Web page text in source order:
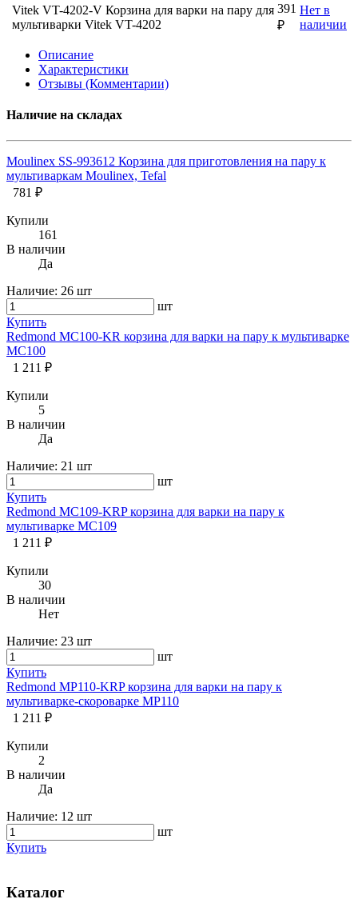
Vitek VT-4202-V Корзина для варки на пару для
мультиварки Vitek VT-4202
391
₽
Нет в
наличии
Описание
Характеристики
Отзывы (Комментарии)
Наличие на складах
Moulinex SS-993612 Корзина для приготовления на пару к
мультиваркам Moulinex, Tefal
781 ₽
Купили
161
В наличии
Да
Наличие: 26 шт
шт
Купить
Redmond MC100-KR корзина для варки на пару к мультиварке
MC100
1 211 ₽
Купили
5
В наличии
Да
Наличие: 21 шт
шт
Купить
Redmond MC109-KRP корзина для варки на пару к
мультиварке MC109
1 211 ₽
Купили
30
В наличии
Нет
Наличие: 23 шт
шт
Купить
Redmond MP110-KRP корзина для варки на пару к
мультиварке-скороварке MP110
1 211 ₽
Купили
2
В наличии
Да
Наличие: 12 шт
шт
Купить
Каталог